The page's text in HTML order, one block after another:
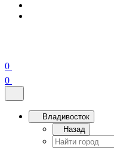
0
0
Владивосток
Назад